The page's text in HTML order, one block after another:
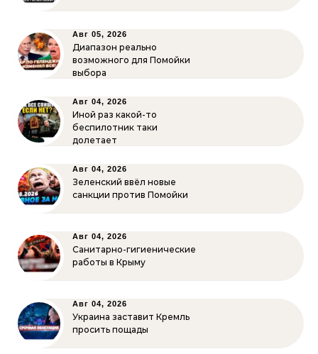
Авг 05, 2026
Диапазон реально
возможного для Помойки
выбора
Авг 04, 2026
Иной раз какой-то
беспилотник таки
долетает
Авг 04, 2026
Зеленский ввёл новые
санкции против Помойки
Авг 04, 2026
Санитарно-гигиенические
работы в Крыму
Авг 04, 2026
Украина заставит Кремль
просить пощады